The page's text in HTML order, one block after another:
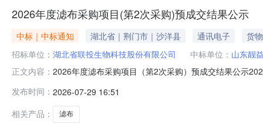
2026年度滤布采购项目(第2次采购)预成交结果公示
中标｜中标通知 湖北省｜荆门市｜沙洋县 通讯电子
货物
招标单位： 湖北省联投生物科技股份有限公司 中标单位： 山东靓
正文内容： 2026年度滤布采购项目（第2次采购）预成交结果公示
评审报告，采购人已经确认评审结果，现进行预成交结
司太和县瑞发滤布织造有
发布时间： 2026-07-29 16:51
相关产品：
滤布